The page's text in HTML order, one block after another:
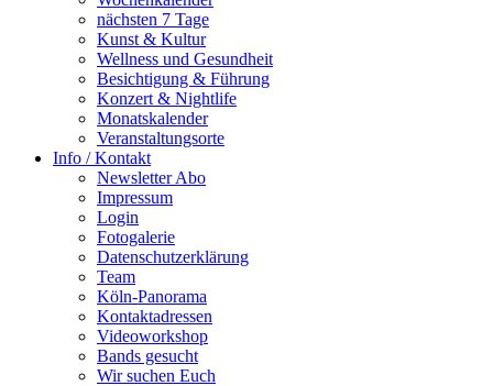
nächsten 7 Tage
Kunst & Kultur
Wellness und Gesundheit
Besichtigung & Führung
Konzert & Nightlife
Monatskalender
Veranstaltungsorte
Info / Kontakt
Newsletter Abo
Impressum
Login
Fotogalerie
Datenschutzerklärung
Team
Köln-Panorama
Kontaktadressen
Videoworkshop
Bands gesucht
Wir suchen Euch